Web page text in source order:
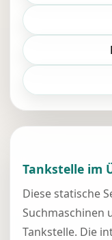
Tankstelle im
Diese statische
Suchmaschinen
Tankstelle. Die